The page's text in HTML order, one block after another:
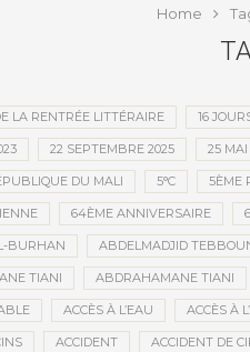
Home
LA RENTRÉE LITTÉRAIRE 16
22 SEPTEMBRE 2025 25 MAI
DU MALI 5°C 5ÈME
64ÈME ANNIVERSAIRE
BURHAN ABDELMADJID
TIANI ABDRAHAMANE TIANI
ACCÈS À L’EAU ACCÈS À
ACCIDENT ACCIDENT DE